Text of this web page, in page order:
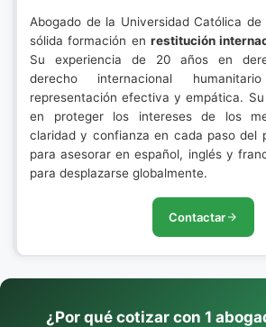
Abogado de la Universidad Católica de
sólida formación en restitución
Su experiencia de 20 años en
derecho internacional
representación efectiva y empática.
en proteger los intereses de los
claridad y confianza en cada paso del
para asesorar en español, inglés y
para desplazarse globalmente.
Contactar
¿Por qué cotizar con 1